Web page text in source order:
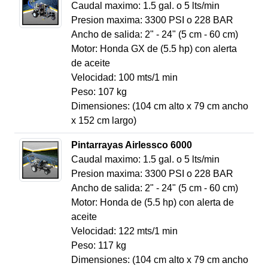
Caudal maximo: 1.5 gal. o 5 lts/min
Presion maxima: 3300 PSI o 228 BAR
Ancho de salida: 2" - 24" (5 cm - 60 cm)
Motor: Honda GX de (5.5 hp) con alerta
de aceite
Velocidad: 100 mts/1 min
Peso: 107 kg
Dimensiones: (104 cm alto x 79 cm ancho
x 152 cm largo)
Pintarrayas Airlessco 6000
Caudal maximo: 1.5 gal. o 5 lts/min
Presion maxima: 3300 PSI o 228 BAR
Ancho de salida: 2" - 24" (5 cm - 60 cm)
Motor: Honda de (5.5 hp) con alerta de
aceite
Velocidad: 122 mts/1 min
Peso: 117 kg
Dimensiones: (104 cm alto x 79 cm ancho